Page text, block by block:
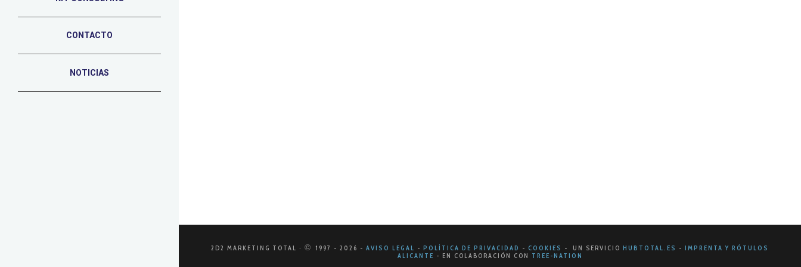
CONTACTO
NOTICIAS
2D2 MARKETING TOTAL · © 1997 - 2026 - AVISO LEGAL - POLÍTICA DE PRIVACIDAD - COOKIES - UN SERVICIO HUBTOTAL.ES - IMPRENTA Y RÓTULOS
ALICANTE - EN COLABORACIÓN CON TREE-NATION